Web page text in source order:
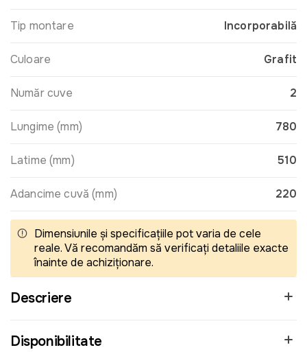
Tip montare Incorporabilă
Culoare Grafit
Număr cuve 2
Lungime (mm) 780
Latime (mm) 510
Adancime cuvă (mm) 220
Dimensiunile și specificațiile pot varia de cele
reale. Vă recomandăm să verificați detaliile exacte
înainte de achiziționare.
Descriere
Disponibilitate